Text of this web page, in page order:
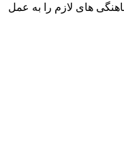
هم کف (لطفا قبل از مراجعه حضوری ، هماهنگی های لازم را به عمل